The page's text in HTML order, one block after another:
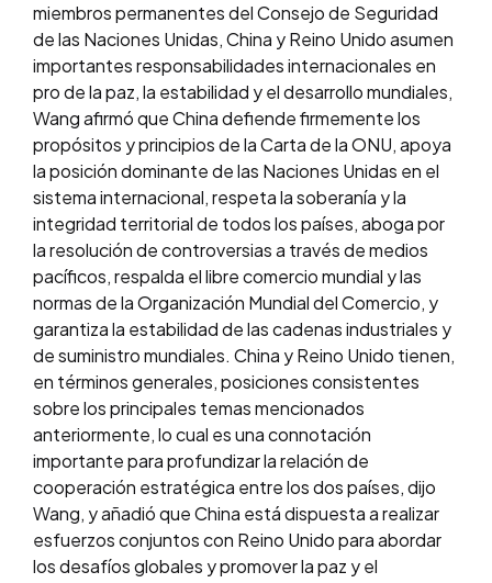
miembros permanentes del Consejo de Seguridad
de las Naciones Unidas, China y Reino Unido asumen
importantes responsabilidades internacionales en
pro de la paz, la estabilidad y el desarrollo mundiales,
Wang afirmó que China defiende firmemente los
propósitos y principios de la Carta de la ONU, apoya
la posición dominante de las Naciones Unidas en el
sistema internacional, respeta la soberanía y la
integridad territorial de todos los países, aboga por
la resolución de controversias a través de medios
pacíficos, respalda el libre comercio mundial y las
normas de la Organización Mundial del Comercio, y
garantiza la estabilidad de las cadenas industriales y
de suministro mundiales. China y Reino Unido tienen,
en términos generales, posiciones consistentes
sobre los principales temas mencionados
anteriormente, lo cual es una connotación
importante para profundizar la relación de
cooperación estratégica entre los dos países, dijo
Wang, y añadió que China está dispuesta a realizar
esfuerzos conjuntos con Reino Unido para abordar
los desafíos globales y promover la paz y el